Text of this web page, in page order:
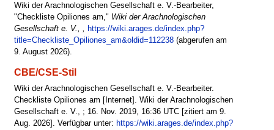
Wiki der Arachnologischen Gesellschaft e. V.-Bearbeiter,
"Checkliste Opiliones am," Wiki der Arachnologischen
Gesellschaft e. V., , https://wiki.arages.de/index.php?
title=Checkliste_Opiliones_am&oldid=112238(abgerufen am
9. August 2026).
CBE/CSE-Stil
Wiki der Arachnologischen Gesellschaft e. V.-Bearbeiter.
Checkliste Opiliones am [Internet]. Wiki der Arachnologischen
Gesellschaft e. V., ; 16. Nov. 2019, 16:36 UTC [zitiert am 9.
Aug. 2026]. Verfügbar unter: https://wiki.arages.de/index.php?